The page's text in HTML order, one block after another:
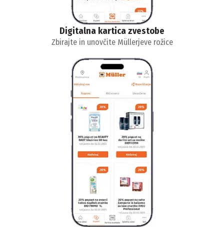
Digitalna kartica zvestobe
Zbirajte in unovčite Müllerjeve rožice